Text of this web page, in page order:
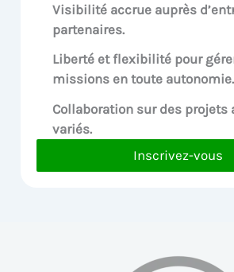
Visibilité accrue auprès
partenaires.
Liberté et flexibilité pour
missions en toute autonomie.
Collaboration sur des projets
variés.
Inscrivez-vous